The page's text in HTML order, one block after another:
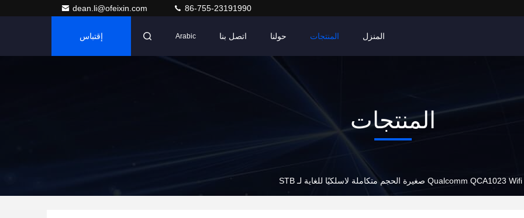
dean.li@ofeixin.com 86-755-23191990
المنزل المنتجات حولنا اتصل بنا Arabic إقتباس
المنتجات